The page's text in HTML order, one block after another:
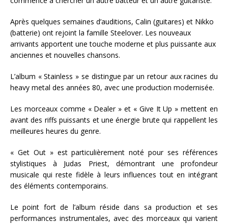
Après quelques semaines d’auditions, Calin (guitares) et Nikko
(batterie) ont rejoint la famille Steelover. Les nouveaux
arrivants apportent une touche moderne et plus puissante aux
anciennes et nouvelles chansons.
L’album « Stainless » se distingue par un retour aux racines du
heavy metal des années 80, avec une production modernisée.
Les morceaux comme « Dealer » et « Give It Up » mettent en
avant des riffs puissants et une énergie brute qui rappellent les
meilleures heures du genre.
« Get Out » est particulièrement noté pour ses références
stylistiques à Judas Priest, démontrant une profondeur
musicale qui reste fidèle à leurs influences tout en intégrant
des éléments contemporains​.
Le point fort de l’album réside dans sa production et ses
performances instrumentales, avec des morceaux qui varient